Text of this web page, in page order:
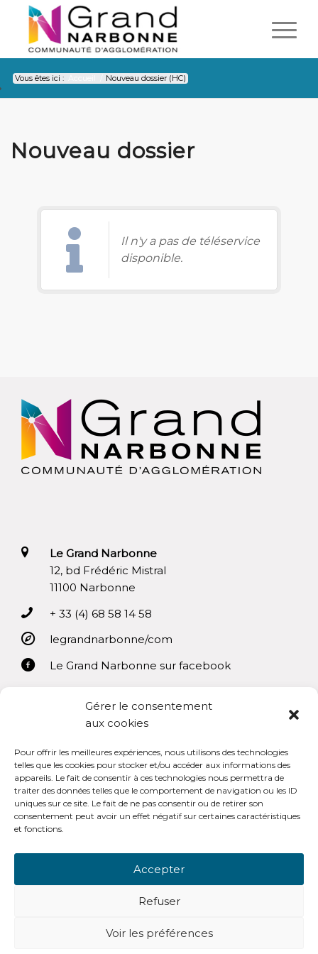
Vous êtes ici : Nouveau dossier (HC)
Nouveau dossier
Il n'y a pas de téléservice
disponible.
Le Grand Narbonne
12, bd Frédéric Mistral
11100 Narbonne
+ 33 (4) 68 58 14 58
legrandnarbonne/com
Le Grand Narbonne sur facebook
Mentions légales
Conditions générales d’utilisation
OpenSub Portail V3.0
Gérer le consentement
aux cookies
Pour offrir les meilleures expériences, nous utilisons des technologies
telles que les cookies pour stocker et/ou accéder aux informations des
appareils. Le fait de consentir à ces technologies nous permettra de
traiter des données telles que le comportement de navigation ou les ID
uniques sur ce site. Le fait de ne pas consentir ou de retirer son
consentement peut avoir un effet négatif sur certaines caractéristiques
et fonctions.
Accepter
Refuser
Voir les préférences